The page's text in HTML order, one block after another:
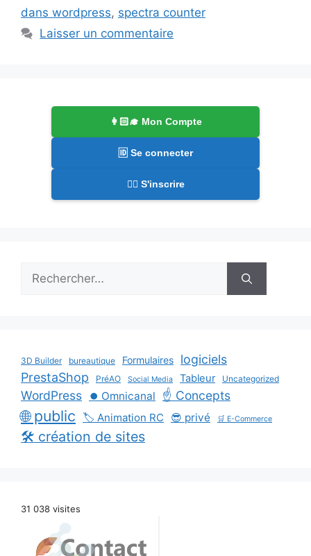
dans wordpress, spectra counter
Laisser un commentaire
👩🏻‍🎓 Mon Compte
🆔 Se connecter
✍🏻 S'inscrire
Rechercher :
3D Builder bureautique Formulaires
logiciels
PrestaShop
PréAO Social Media Tableur Uncategorized
WordPress ⏺️ Omnicanal ☝️ Concepts
🌐 public 🏷️ Animation RC 😎 privé 🛒 E-Commerce
🛠️ création de sites
31 038 visites